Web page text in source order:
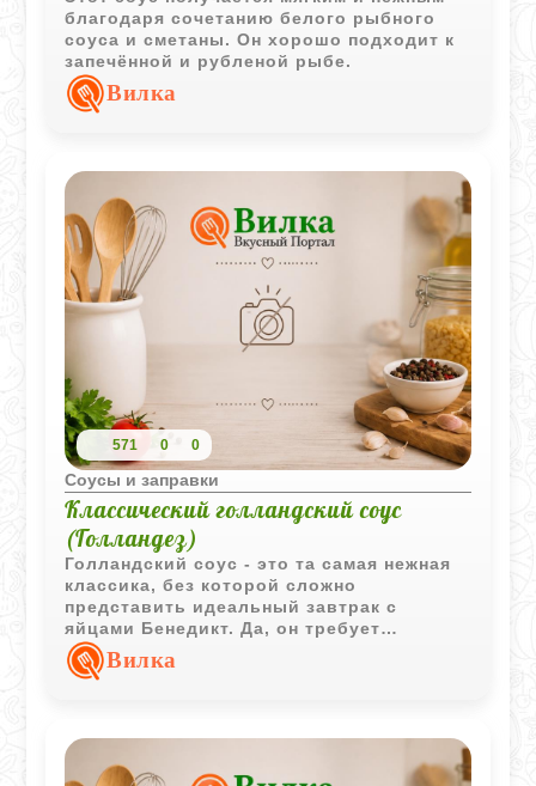
благодаря сочетанию белого рыбного
соуса и сметаны. Он хорошо подходит к
запечённой и рубленой рыбе.
Вилка
571 0 0
Соусы и заправки
Классический голландский соус
(Голландез)
Голландский соус - это та самая нежная
классика, без которой сложно
представить идеальный завтрак с
яйцами Бенедикт. Да, он требует
внимания и твердой руки, чтобы желтки
не свернулись, а масло вошло мягко, но
пряный мускат делают его по-
настоящему особенным. Главное -
терпение и никакой спешки с огнем.
Вилка